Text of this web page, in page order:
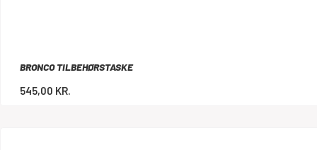
BRONCO TILBEHØRSTASKE
545,00 KR.